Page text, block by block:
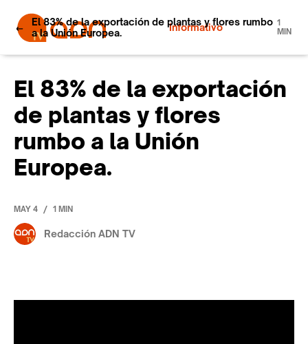
Informativo
El 83% de la exportación de plantas y flores rumbo
a la Unión Europea.
1
MIN
El 83% de la exportación
de plantas y flores
rumbo a la Unión
Europea.
MAY 4 / 1 MIN
Redacción ADN TV